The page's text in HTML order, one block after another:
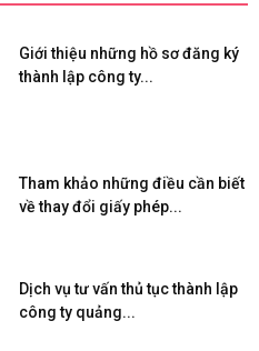
Giới thiệu những hồ sơ đăng ký
thành lập công ty...
Tham khảo những điều cần biết
về thay đổi giấy phép...
Dịch vụ tư vấn thủ tục thành lập
công ty quảng...